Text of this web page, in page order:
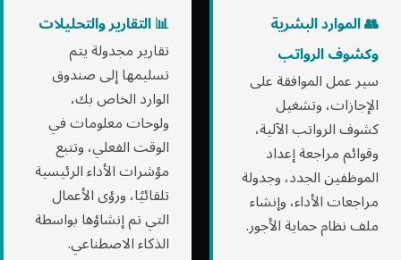
👥 الموارد البشرية
وكشوف الرواتب
سير عمل الموافقة على
الإجازات، وتشغيل
كشوف الرواتب الآلية،
وقوائم مراجعة إعداد
الموظفين الجدد، وجدولة
مراجعات الأداء، وإنشاء
ملف نظام حماية الأجور.
📊 التقارير والتحليلات
تقارير مجدولة يتم
تسليمها إلى صندوق
الوارد الخاص بك،
ولوحات معلومات في
الوقت الفعلي، وتتبع
مؤشرات الأداء الرئيسية
تلقائيًا، ورؤى الأعمال
التي تم إنشاؤها بواسطة
الذكاء الاصطناعي.